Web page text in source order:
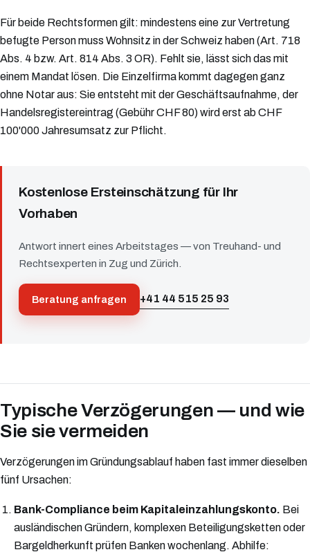
Für beide Rechtsformen gilt: mindestens eine zur Vertretung
befugte Person muss Wohnsitz in der Schweiz haben (Art. 718
Abs. 4 bzw. Art. 814 Abs. 3 OR). Fehlt sie, lässt sich das mit
einem Mandat lösen. Die Einzelfirma kommt dagegen ganz
ohne Notar aus: Sie entsteht mit der Geschäftsaufnahme, der
Handelsregistereintrag (Gebühr CHF 80) wird erst ab CHF
100'000 Jahresumsatz zur Pflicht.
Kostenlose Ersteinschätzung für Ihr
Vorhaben
Antwort innert eines Arbeitstages — von Treuhand- und
Rechtsexperten in Zug und Zürich.
Beratung anfragen +41 44 515 25 93
Typische Verzögerungen — und wie
Sie sie vermeiden
Verzögerungen im Gründungsablauf haben fast immer dieselben
fünf Ursachen:
Bank-Compliance beim Kapitaleinzahlungskonto. Bei
ausländischen Gründern, komplexen Beteiligungsketten oder
Bargeldherkunft prüfen Banken wochenlang. Abhilfe: